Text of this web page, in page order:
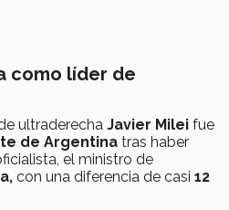
como líder de
ultraderecha Javier Milei fue
de Argentina tras haber
el ministro de
con una diferencia de casi 12